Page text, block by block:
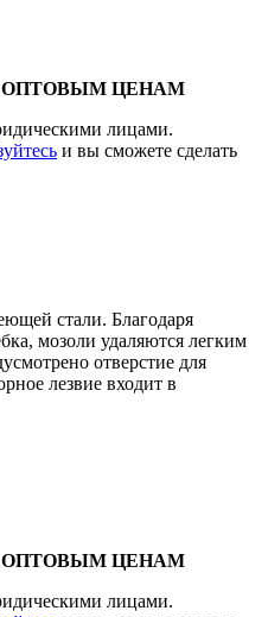
к ОПТОВЫМ ЦЕНАМ
лицами.
и вы сможете сделать
стали. Благодаря
мозоли удаляются легким
отверстие для
лезвие входит в
к ОПТОВЫМ ЦЕНАМ
лицами.